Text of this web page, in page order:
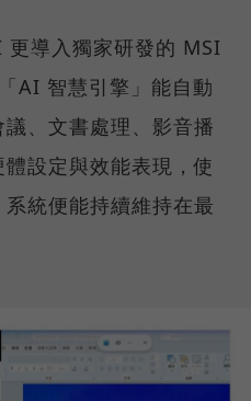
更導入獨家研發的 MSI
AI 智慧引擎」能自動
、文書處理、影音播
設定與效能表現，使
統便能持續維持在最